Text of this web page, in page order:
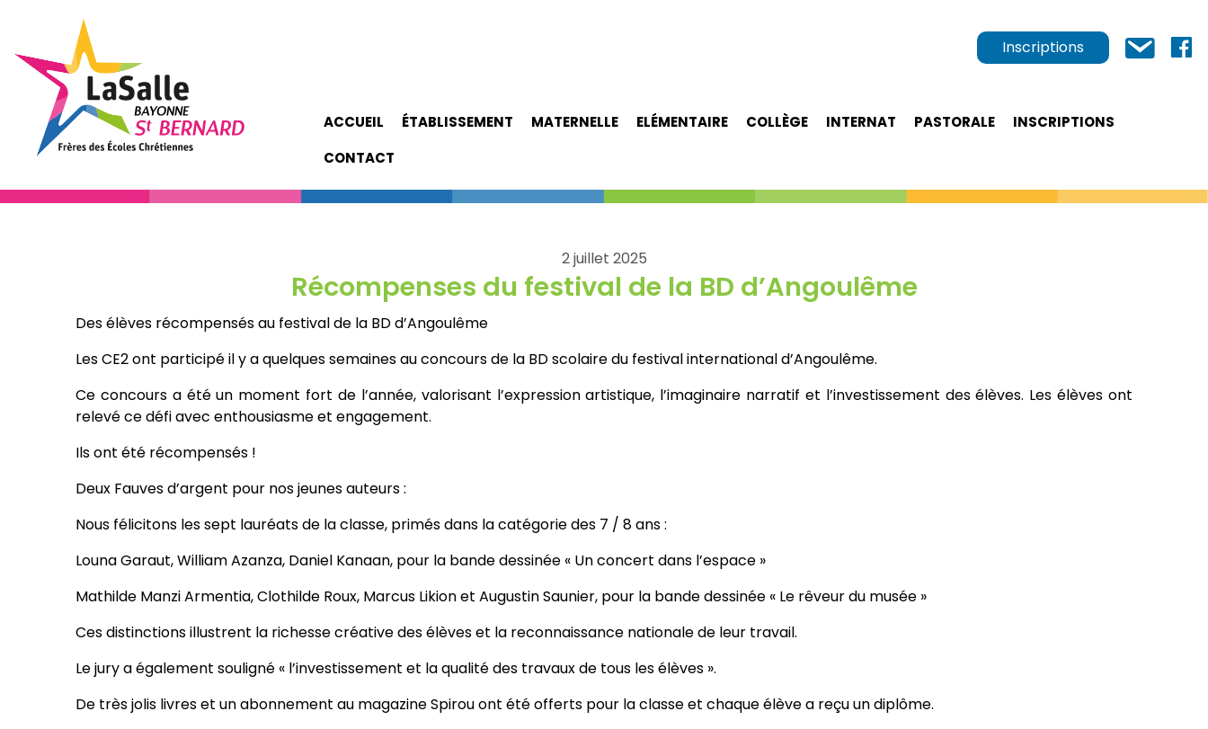
Inscriptions
ACCUEIL ÉTABLISSEMENT MATERNELLE ELÉMENTAIRE COLLÈGE INTERNAT PASTORALE
INSCRIPTIONS
CONTACT
2 juillet 2025
Récompenses du festival de la BD d’Angoulême
Des élèves récompensés au festival de la BD d’Angoulême
Les CE2 ont participé il y a quelques semaines au concours de la BD scolaire du festival international d’Angoulême.
Ce concours a été un moment fort de l’année, valorisant l’expression artistique, l’imaginaire narratif et l’investissement des élèves. Les élèves ont
relevé ce défi avec enthousiasme et engagement.
Ils ont été récompensés !
Deux Fauves d’argent pour nos jeunes auteurs :
Nous félicitons les sept lauréats de la classe, primés dans la catégorie des 7 / 8 ans :
Louna Garaut, William Azanza, Daniel Kanaan, pour la bande dessinée « Un concert dans l’espace »
Mathilde Manzi Armentia, Clothilde Roux, Marcus Likion et Augustin Saunier, pour la bande dessinée « Le rêveur du musée »
Ces distinctions illustrent la richesse créative des élèves et la reconnaissance nationale de leur travail.
Le jury a également souligné « l’investissement et la qualité des travaux de tous les élèves ».
De très jolis livres et un abonnement au magazine Spirou ont été offerts pour la classe et chaque élève a reçu un diplôme.